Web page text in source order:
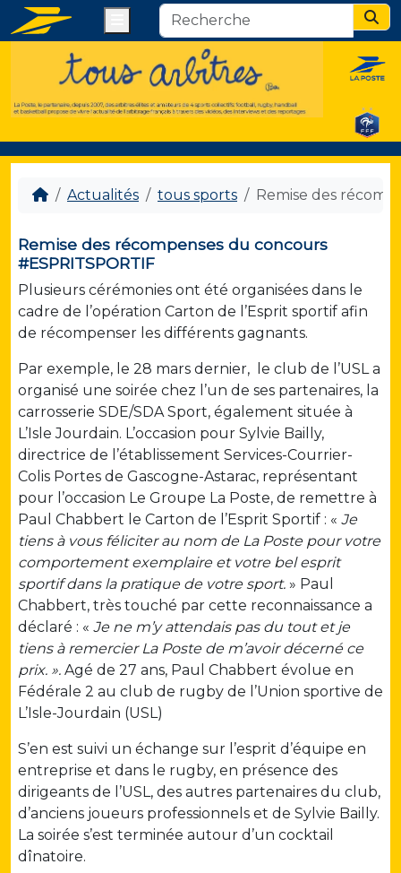
Actualités tous sports Remise des
Remise des récompenses du concours
#ESPRITSPORTIF
Plusieurs cérémonies ont été organisées dans le
cadre de l’opération Carton de l’Esprit sportif afin
de récompenser les différents gagnants.
Par exemple, le 28 mars dernier, le club de l’USL a
organisé une soirée chez l’un de ses partenaires, la
carrosserie SDE/SDA Sport, également située à
L’Isle Jourdain. L’occasion pour Sylvie Bailly,
directrice de l’établissement Services-Courrier-
Colis Portes de Gascogne-Astarac, représentant
pour l’occasion Le Groupe La Poste, de remettre à
Paul Chabbert le Carton de l’Esprit Sportif : « Je
tiens à vous féliciter au nom de La Poste pour votre
comportement exemplaire et votre bel esprit
sportif dans la pratique de votre sport. » Paul
Chabbert, très touché par cette reconnaissance a
déclaré : « Je ne m’y attendais pas du tout et je
tiens à remercier La Poste de m’avoir décerné ce
prix. ». Agé de 27 ans, Paul Chabbert évolue en
Fédérale 2 au club de rugby de l’Union sportive de
L’Isle-Jourdain (USL)
S’en est suivi un échange sur l’esprit d’équipe en
entreprise et dans le rugby, en présence des
dirigeants de l’USL, des autres partenaires du club,
d’anciens joueurs professionnels et de Sylvie Bailly.
La soirée s’est terminée autour d’un cocktail
dînatoire.